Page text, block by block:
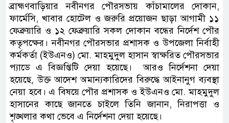
ব্রাহ্মণবাড়িয়ার নবীনগর পৌরসভায় কাঁচামালের দোকান,
ফার্মেসি, খাবার হোটেল ও জরুরি প্রয়োজন ছাড়া আগামী ১১
ফেব্রুয়ারি ও ১২ ফেব্রুয়ারি সকল দোকান বন্ধের নির্দেশ পৌর
কতৃপক্ষের। নবীনগর পৌরসভার প্রশাসক ও উপজেলা নির্বাহী
কর্মকর্তা (ইউএনও) মো. মাহমুদুল হাসান স্বাক্ষরিত পৌরসভার
প্যাডে এ বিজ্ঞপ্তিটি দেয়া হয়েছে। আরও নির্দেশনা দেয়া
হয়েছে, উক্ত আদেশ অমান্যকারিদের বিরুদ্ধে আইনানুগ ব্যবস্থা
নেয়া হবে। এ বিষয়ে পৌর প্রশাসক ও ইউএনও মো. মাহমুদুল
হাসানের কাছে জানতে চাইলে তিনি জানান, নিরাপত্তা ও
শৃঙ্খলার কথা ভেবে এ নির্দেশনা দেয়া হয়েছে।